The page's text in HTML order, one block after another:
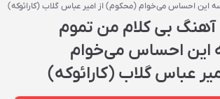
این احساس می‌خوام (محکوم) از امیر عباس گلاب (کارائوکه)
آهنگ بی کلام من تموم
این احساس می‌خوام
عباس گلاب (کارائوکه)